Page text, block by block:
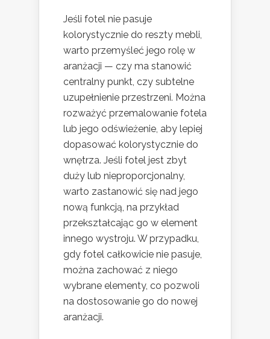
Jeśli fotel nie pasuje
kolorystycznie do reszty mebli,
warto przemyśleć jego rolę w
aranżacji — czy ma stanowić
centralny punkt, czy subtelne
uzupełnienie przestrzeni. Można
rozważyć przemalowanie fotela
lub jego odświeżenie, aby lepiej
dopasować kolorystycznie do
wnętrza. Jeśli fotel jest zbyt
duży lub nieproporcjonalny,
warto zastanowić się nad jego
nową funkcją, na przykład
przekształcając go w element
innego wystroju. W przypadku,
gdy fotel całkowicie nie pasuje,
można zachować z niego
wybrane elementy, co pozwoli
na dostosowanie go do nowej
aranżacji.